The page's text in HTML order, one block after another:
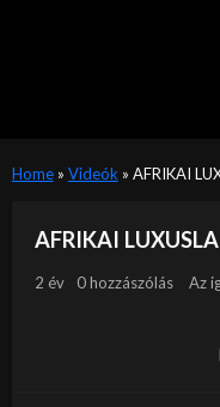
Home» Videók » AFRIKAI
AFRIKAI
2 év 0 hozzászólás Az